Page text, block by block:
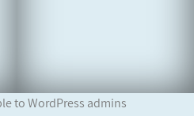
to WordPress admins